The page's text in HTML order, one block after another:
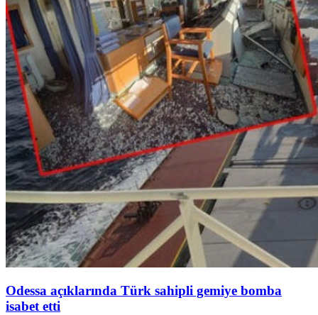
Odessa açıklarında Türk sahipli gemiye bomba
isabet etti